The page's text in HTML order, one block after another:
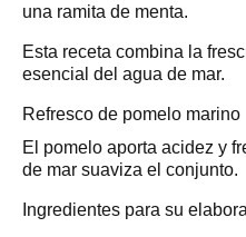
una ramita de menta.
Esta receta combina la
esencial del agua de mar.
Refresco de pomelo marino
El pomelo aporta acidez y
de mar suaviza el conjunto.
Ingredientes para su